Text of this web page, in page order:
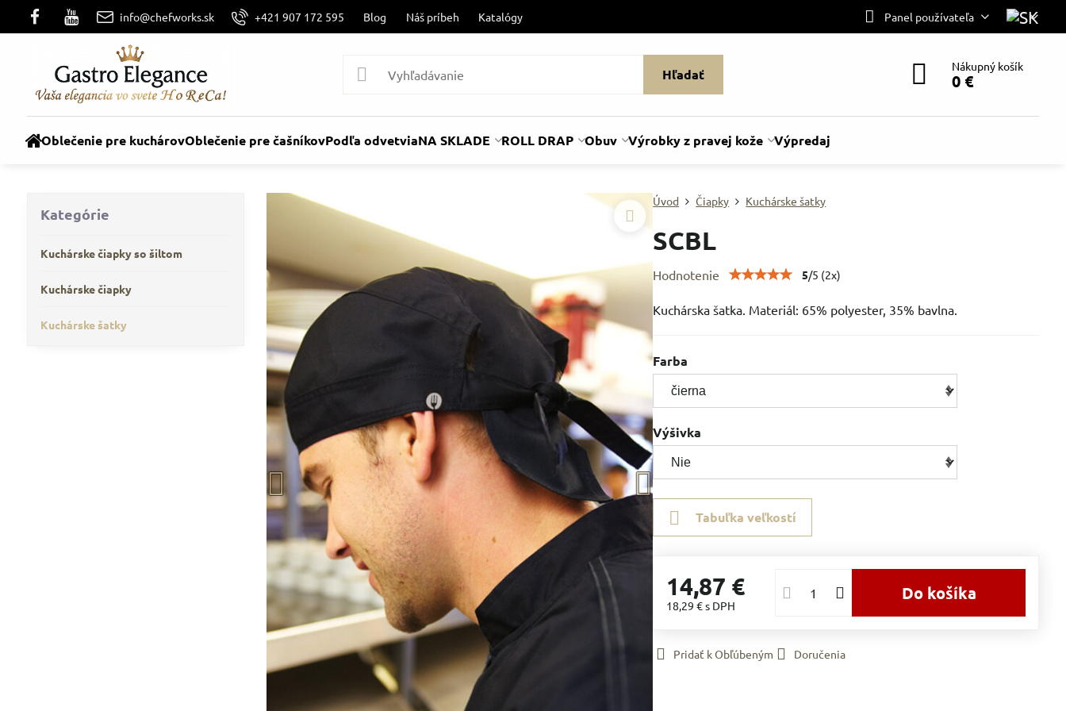
info@chefworks.sk +421 907 172 595 Blog Náš príbeh Katalógy Panel používateľa
Hľadať Nákupný košík
0 €
Oblečenie pre kuchárovOblečenie pre čašníkovPodľa odvetviaNA SKLADE ROLL DRAP Obuv Výrobky z pravej kože Výpredaj
Úvod Čiapky Kuchárske šatky
SCBL
Hodnotenie 5/5 (2x)
Kuchárska šatka. Materiál: 65% polyester, 35% bavlna.
Farba
Výšivka
Tabuľka veľkostí
14,87 €
18,29 €s DPH
Do košíka
Pridať k Obľúbeným Doručenia
Kategórie
Kuchárske čiapky so šiltom
Kuchárske čiapky
Kuchárske šatky